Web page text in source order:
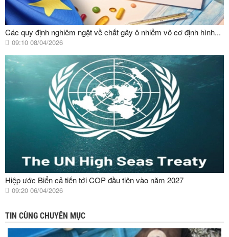
Các quy định nghiêm ngặt về chất gây ô nhiễm vô cơ định hình...
09:10 08/04/2026
Hiệp ước Biển cả tiến tới COP đầu tiên vào năm 2027
09:20 06/04/2026
TIN CÙNG CHUYÊN MỤC